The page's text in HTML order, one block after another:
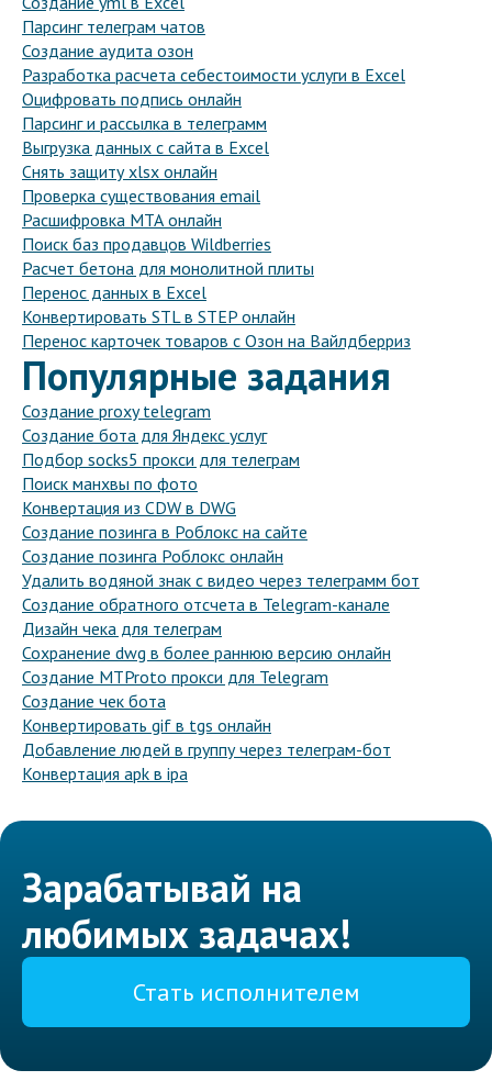
Парсинг телеграм чатов
Создание аудита озон
Разработка расчета себестоимости услуги в Excel
Оцифровать подпись онлайн
Парсинг и рассылка в телеграмм
Выгрузка данных с сайта в Excel
Снять защиту xlsx онлайн
Проверка существования email
Расшифровка МТА онлайн
Поиск баз продавцов Wildberries
Расчет бетона для монолитной плиты
Перенос данных в Excel
Конвертировать STL в STEP онлайн
Перенос карточек товаров с Озон на Вайлдберриз
Популярные задания
Создание proxy telegram
Создание бота для Яндекс услуг
Подбор socks5 прокси для телеграм
Поиск манхвы по фото
Конвертация из CDW в DWG
Создание позинга в Роблокс на сайте
Создание позинга Роблокс онлайн
Удалить водяной знак с видео через телеграмм бот
Создание обратного отсчета в Telegram-канале
Дизайн чека для телеграм
Сохранение dwg в более раннюю версию онлайн
Создание MTProto прокси для Telegram
Создание чек бота
Конвертировать gif в tgs онлайн
Добавление людей в группу через телеграм-бот
Конвертация apk в ipa
Зарабатывай на
любимых задачах!
Стать исполнителем